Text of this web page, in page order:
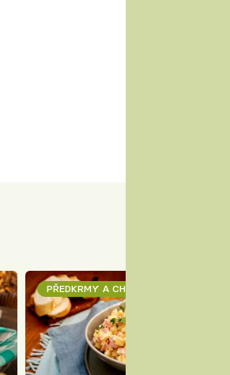
PŘEDKRMY A CHUŤOVKY